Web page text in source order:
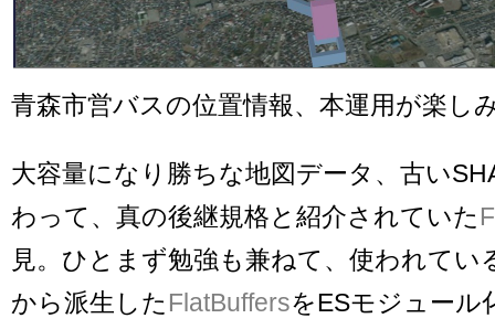
青森市営バスの位置情報、本運用が楽し
大容量になり勝ちな地図データ、古い
わって、真の後継規格と紹介されていた
見。ひとまず勉強も兼ねて、使われてい
から派生した FlatBuffersをESモジュール